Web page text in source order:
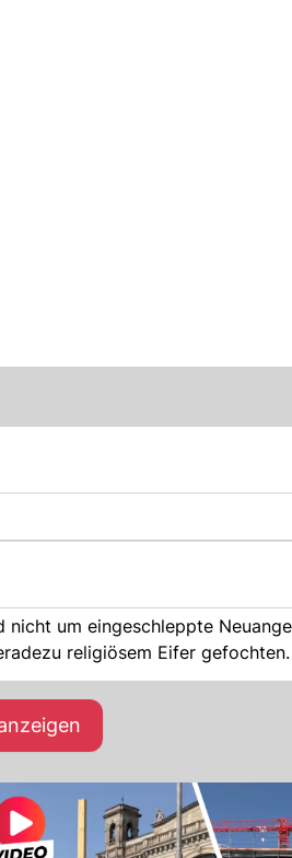
um eingeschleppte
und ihren politisch Verbündeten von Links mit geradezu religiösem